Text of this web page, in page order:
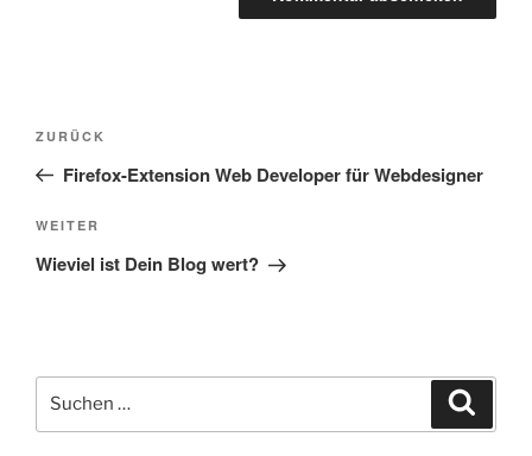
Beitragsnavigation
Vorheriger
Beitrag
ZURÜCK
Firefox-Extension Web Developer für Webdesigner
Nächster
Beitrag
WEITER
Wieviel ist Dein Blog wert?
Suchen
nach: